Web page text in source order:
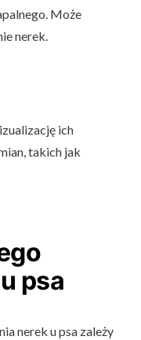
Może
nerek.
ich
takich jak
psa
nerek u psa zależy